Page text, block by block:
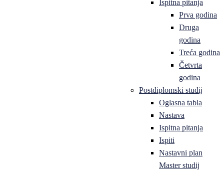
Ispitna pitanja
Prva godina
Druga
godina
Treća godina
Četvrta
godina
Postdiplomski studij
Oglasna tabla
Nastava
Ispitna pitanja
Ispiti
Nastavni plan
Master studij